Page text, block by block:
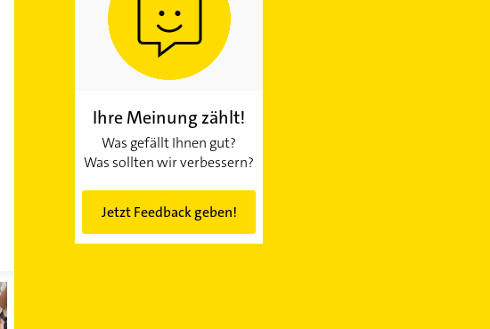
Ihre Meinung zählt!
Was gefällt Ihnen gut?
Was sollten wir verbessern?
Jetzt Feedback geben!